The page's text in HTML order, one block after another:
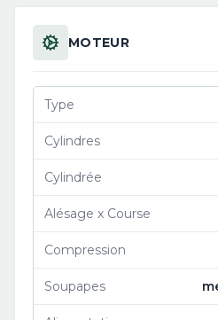
MOTEUR
Type
Cylindres
Cylindrée
Alésage x Course
Compression
Soupapes